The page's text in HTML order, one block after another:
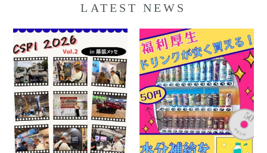
LATEST NEWS